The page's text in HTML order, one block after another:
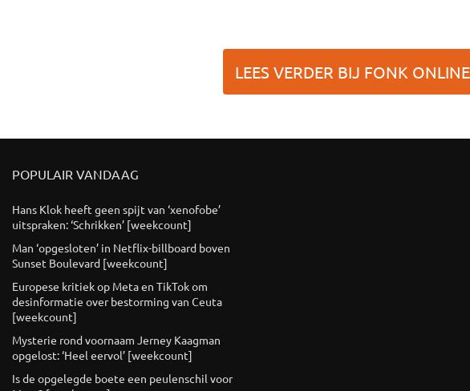
LEES VERDER BIJ FONK
POPULAIR VANDAAG
Hans Klok heeft geen spijt van ‘xenofobe’
uitspraken: ‘Schrikken’ [weekcount]
Man ‘opgesloten’ in Netflix-billboard boven
Sunset Boulevard [weekcount]
Europese kritiek op Meta en TikTok om
desinformatie over bestorming van Ceuta
[weekcount]
Mysterie rond voornaam Jerney Kaagman
opgelost: ‘Heel eervol’ [weekcount]
Is de opgelegde boete een peulenschil voor